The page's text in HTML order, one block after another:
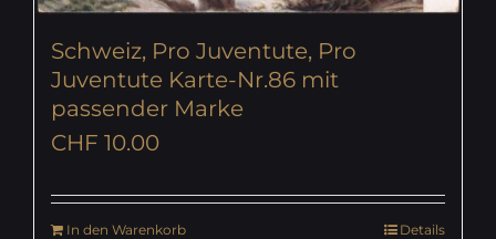
Schweiz, Pro Juventute, Pro
Juventute Karte-Nr.86 mit
passender Marke
CHF 10.00
In den Warenkorb
Details